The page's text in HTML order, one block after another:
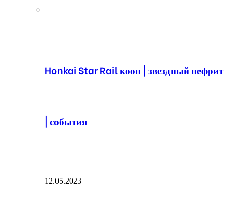
Honkai Star Rail кооп | звездный нефрит
| события
12.05.2023